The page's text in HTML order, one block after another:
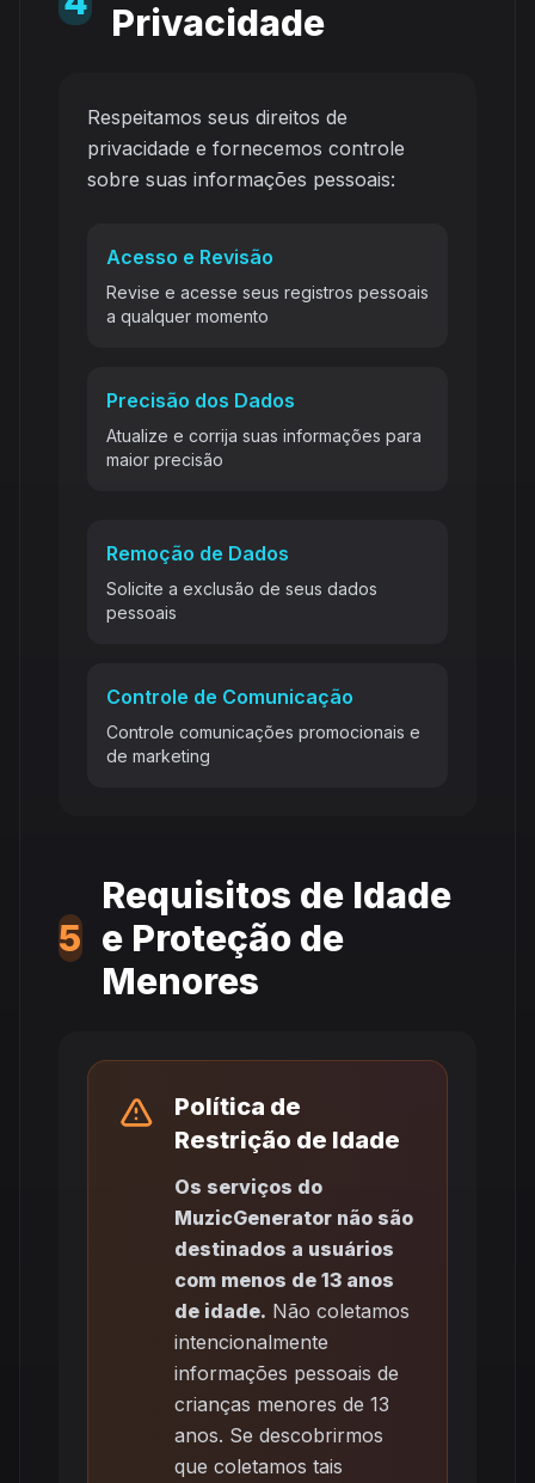
Privacidade
Respeitamos seus direitos de
privacidade e fornecemos controle
sobre suas informações pessoais:
Acesso e Revisão
Revise e acesse seus registros pessoais
a qualquer momento
Precisão dos Dados
Atualize e corrija suas informações para
maior precisão
Remoção de Dados
Solicite a exclusão de seus dados
pessoais
Controle de Comunicação
Controle comunicações promocionais e
de marketing
5
Requisitos de Idade
e Proteção de
Menores
Política de
Restrição de Idade
Os serviços do
MuzicGenerator não são
destinados a usuários
com menos de 13 anos
de idade. Não coletamos
intencionalmente
informações pessoais de
crianças menores de 13
anos. Se descobrirmos
que coletamos tais